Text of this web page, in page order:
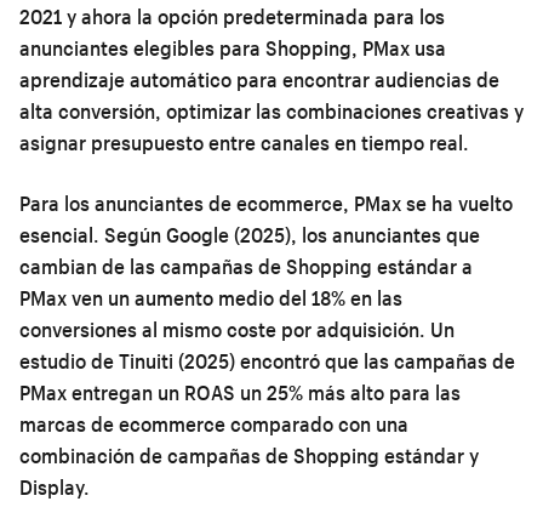
2021 y ahora la opción predeterminada para los
anunciantes elegibles para Shopping, PMax usa
aprendizaje automático para encontrar audiencias de
alta conversión, optimizar las combinaciones creativas y
asignar presupuesto entre canales en tiempo real.
Para los anunciantes de ecommerce, PMax se ha vuelto
esencial. Según Google (2025), los anunciantes que
cambian de las campañas de Shopping estándar a
PMax ven un aumento medio del 18% en las
conversiones al mismo coste por adquisición. Un
estudio de Tinuiti (2025) encontró que las campañas de
PMax entregan un ROAS un 25% más alto para las
marcas de ecommerce comparado con una
combinación de campañas de Shopping estándar y
Display.